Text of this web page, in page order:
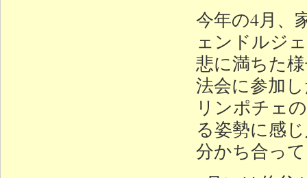
今年の4月、
ェンドルジ
悲に満ちた
法会に参加
リンポチェ
る姿勢に感
分かち合っ